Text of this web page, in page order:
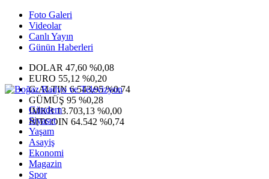
Foto Galeri
Videolar
Canlı Yayın
Günün Haberleri
DOLAR 47,60 %0,08
EURO 55,12 %0,20
G.ALTIN6.543,95 %0,74
GÜMÜŞ 95 %0,28
IMKB13.703,13 %0,00
BITCOIN 64.542 %0,74
Gündem
Siyaset
Yaşam
Asayiş
Ekonomi
Magazin
Spor